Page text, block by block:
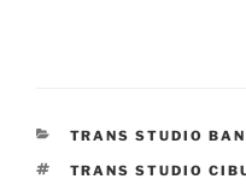
CATEGORIES
TRANS STUDIO
TAGS
TRANS STUDIO